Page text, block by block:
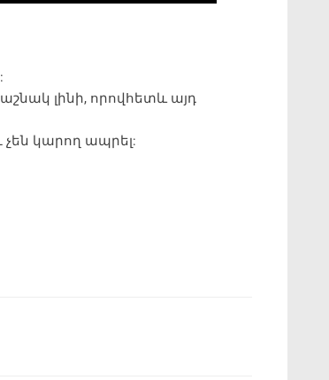
լինի, որովհետև այդ
կարող ապրել: